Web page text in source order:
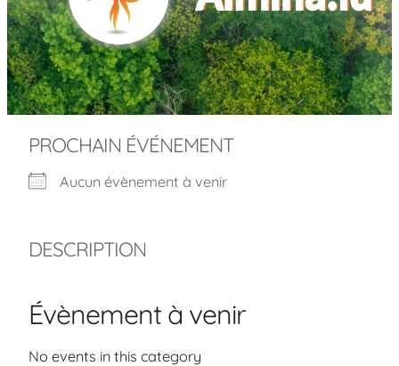
PROCHAIN ÉVÉNEMENT
Aucun évènement à venir
DESCRIPTION
Évènement à venir
No events in this category